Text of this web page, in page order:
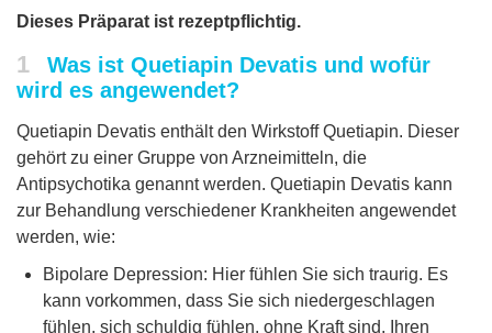
Dieses Präparat ist rezeptpflichtig.
1
Was ist Quetiapin Devatis und wofür
wird es angewendet?
Quetiapin Devatis enthält den Wirkstoff Quetiapin. Dieser
gehört zu einer Gruppe von Arzneimitteln, die
Antipsychotika genannt werden. Quetiapin Devatis kann
zur Behandlung verschiedener Krankheiten angewendet
werden, wie:
Bipolare Depression: Hier fühlen Sie sich traurig. Es
kann vorkommen, dass Sie sich niedergeschlagen
fühlen, sich schuldig fühlen, ohne Kraft sind, Ihren